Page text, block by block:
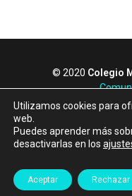
© 2020 Colegio
Utilizamos cookies para
web.
Puedes aprender más
desactivarlas en los
Aceptar Rechazar